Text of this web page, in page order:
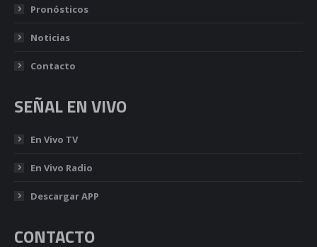
Pronósticos
Noticias
Contacto
SEÑAL EN VIVO
En Vivo TV
En Vivo Radio
Descargar APP
CONTACTO